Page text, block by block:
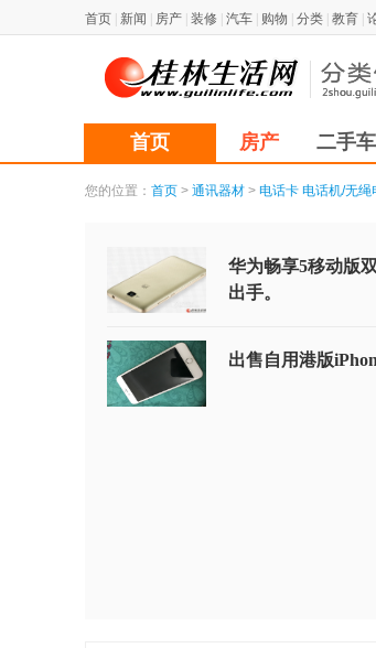
首页 新闻 房产 装修 汽车 购物 分类 教育
首页 房产 二手车
您的位置： 首页 > 通讯器材 > 电话卡 电话机/无绳
华为畅享5移动版
出手。
出售自用港版